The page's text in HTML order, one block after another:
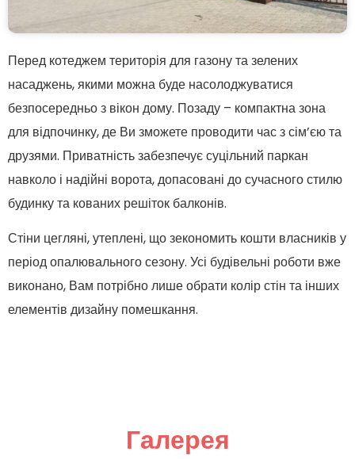
Перед котеджем територія для газону та зелених
насаджень, якими можна буде насолоджуватися
безпосередньо з вікон дому. Позаду – компактна зона
для відпочинку, де Ви зможете проводити час з сім’єю та
друзями. Приватність забезпечує суцільний паркан
навколо і надійні ворота, допасовані до сучасного стилю
будинку та кованих решіток балконів.
Стіни цегляні, утеплені, що зекономить кошти власників у
період опалювального сезону. Усі будівельні роботи вже
виконано, Вам потрібно лише обрати колір стін та інших
елементів дизайну помешкання.
Галерея